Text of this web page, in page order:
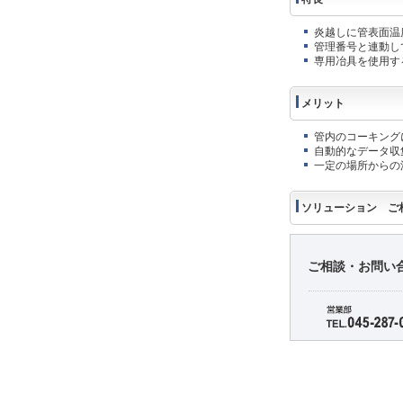
炎越しに管表面
管理番号と連動
専用冶具を使用
メリット
管内のコーキン
自動的なデータ
一定の場所から
ソリューション ご
ご相談・お問い